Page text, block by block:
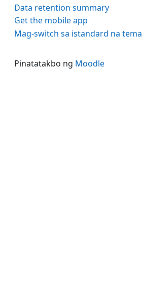
Data retention summary
Get the mobile app
Mag-switch sa istandard na tema
Pinatatakbo ng Moodle